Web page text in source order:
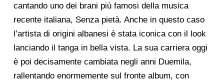
cantando uno dei brani più famosi della musica
recente italiana, Senza pietà. Anche in questo caso
l’artista di origini albanesi è stata iconica con il look
lanciando il tanga in bella vista. La sua carriera oggi
è poi decisamente cambiata negli anni Duemila,
rallentando enormemente sul fronte album, con